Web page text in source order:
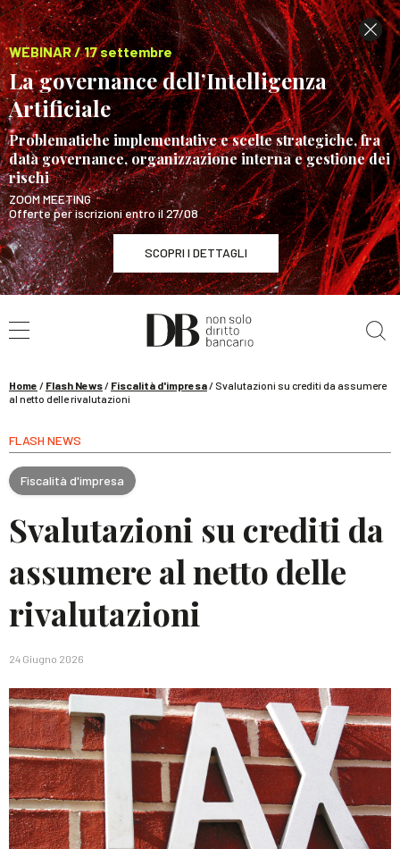
WEBINAR / 17 settembre
La governance dell’Intelligenza
Artificiale
Problematiche implementative e scelte strategiche, fra
data governance, organizzazione interna e gestione dei
rischi
ZOOM MEETING
Offerte per iscrizioni entro il 27/08
SCOPRI I DETTAGLI
WEBINAR / 17 settembre
La governance dell’Intelligenza Artificiale
Home / Flash News/ Fiscalità d'impresa/ Svalutazioni su crediti da assumere
al netto delle rivalutazioni
FLASH NEWS
Fiscalità d'impresa
Svalutazioni su crediti da
assumere al netto delle
rivalutazioni
24 Giugno 2026